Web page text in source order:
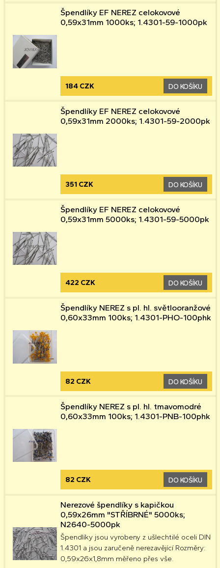
Špendlíky EF NEREZ celokovové
0,59x31mm 1000ks; 1.4301-59-1000pk
184 CZK DO KOŠÍKU
Špendlíky EF NEREZ celokovové
0,59x31mm 2000ks; 1.4301-59-2000pk
351 CZK DO KOŠÍKU
Špendlíky EF NEREZ celokovové
0,59x31mm 5000ks; 1.4301-59-5000pk
422 CZK DO KOŠÍKU
Špendlíky NEREZ s pl. hl. světlooranžové
0,60x33mm 100ks; 1.4301-PHO-100phk
82 CZK DO KOŠÍKU
Špendlíky NEREZ s pl. hl. tmavomodré
0,60x33mm 100ks; 1.4301-PNB-100phk
82 CZK DO KOŠÍKU
Nerezové špendlíky s kapičkou
0,59x26mm "STŘÍBRNÉ" 5000ks;
N2640-5000pk
Špendlíky jsou vyrobeny z ušlechtilé oceli DIN
1.4301 a jsou zaručeně nerezavějící Rozměry:
0,59x26x1,8mm měřeno přes vše.